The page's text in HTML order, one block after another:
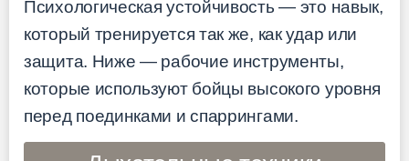
Психологическая устойчивость — это навык,
который тренируется так же, как удар или
защита. Ниже — рабочие инструменты,
которые используют бойцы высокого уровня
перед поединками и спаррингами.